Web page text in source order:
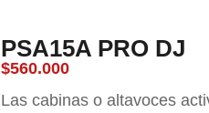
PSA15A PRO DJ
$560.000
Las cabinas o altavoces